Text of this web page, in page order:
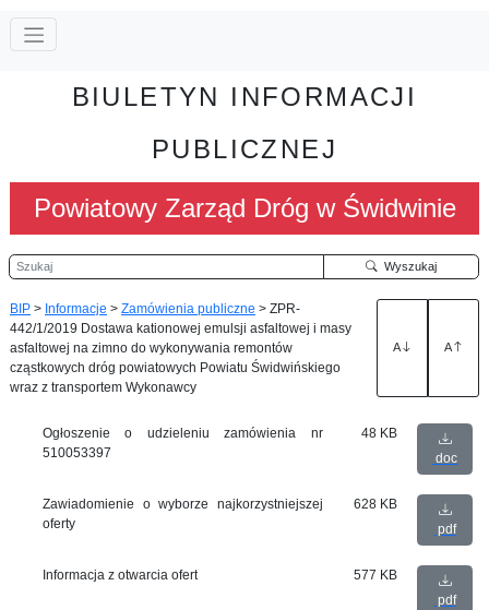
BIULETYN INFORMACJI
PUBLICZNEJ
Powiatowy Zarząd Dróg w Świdwinie
Szukaj Wyszukaj
BIP > Informacje > Zamówienia publiczne > ZPR-
442/1/2019 Dostawa kationowej emulsji asfaltowej i masy
asfaltowej na zimno do wykonywania remontów
cząstkowych dróg powiatowych Powiatu Świdwińskiego
wraz z transportem Wykonawcy
A A
Ogłoszenie o udzieleniu zamówienia nr
510053397
48 KB
doc
Zawiadomienie o wyborze najkorzystniejszej
oferty
628 KB
pdf
Informacja z otwarcia ofert
577 KB
pdf